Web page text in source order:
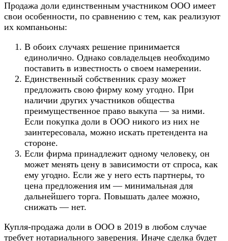
Продажа доли единственным участником ООО имеет
свои особенности, по сравнению с тем, как реализуют
их компаньоны:
В обоих случаях решение принимается
единолично. Однако совладельцев необходимо
поставить в известность о своем намерении.
Единственный собственник сразу может
предложить свою фирму кому угодно. При
наличии других участников общества
преимущественное право выкупа — за ними.
Если покупка доли в ООО никого из них не
заинтересовала, можно искать претендента на
стороне.
Если фирма принадлежит одному человеку, он
может менять цену в зависимости от спроса, как
ему угодно. Если же у него есть партнеры, то
цена предложения им — минимальная для
дальнейшего торга. Повышать далее можно,
снижать — нет.
Купля-продажа доли в ООО в 2019 в любом случае
требует нотариального заверения. Иначе сделка будет